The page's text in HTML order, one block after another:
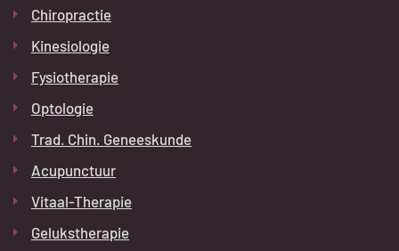
Chiropractie
Kinesiologie
Fysiotherapie
Optologie
Trad. Chin. Geneeskunde
Acupunctuur
Vitaal-Therapie
Gelukstherapie